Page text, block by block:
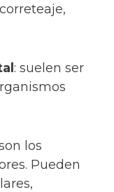
: suelen ser
los
Pueden